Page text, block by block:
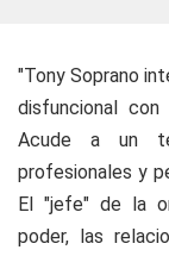
"Tony Soprano
disfuncional
Acude a un
profesionales y
El "jefe" de la
poder, las